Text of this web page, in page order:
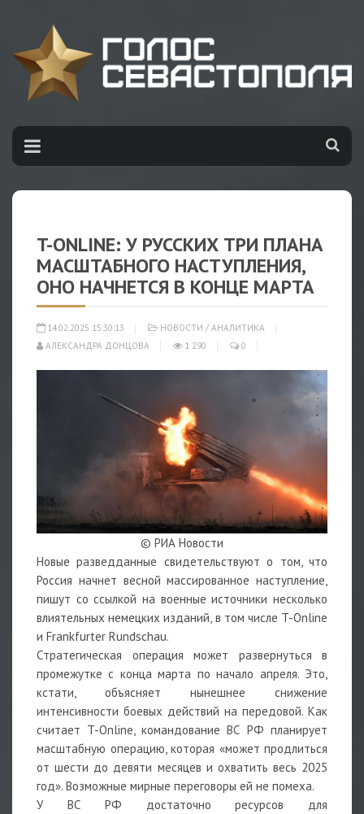
T-ONLINE: У РУССКИХ ТРИ ПЛАНА
МАСШТАБНОГО НАСТУПЛЕНИЯ,
ОНО НАЧНЕТСЯ В КОНЦЕ МАРТА
14.02.2025 15:30:13 НОВОСТИ / АНАЛИТИКА
АЛЕКСАНДРА ДОНЦОВА
1 290 0
© РИА Новости
Новые разведданные свидетельствуют о том, что
Россия начнет весной массированное наступление,
пишут со ссылкой на военные источники несколько
влиятельных немецких изданий, в том числе T-Online
и Frankfurter Rundschau.
Стратегическая операция может развернуться в
промежутке с конца марта по начало апреля. Это,
кстати, объясняет нынешнее снижение
интенсивности боевых действий на передовой. Как
считает T-Online, командование ВС РФ планирует
масштабную операцию, которая «может продлиться
от шести до девяти месяцев и охватить весь 2025
год». Возможные мирные переговоры ей не помеха.
У ВС РФ достаточно ресурсов для